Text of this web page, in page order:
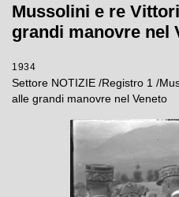
Mussolini e re
grandi manovre nel
1934
Settore NOTIZIE /Registro 1 /
alle grandi manovre nel Veneto